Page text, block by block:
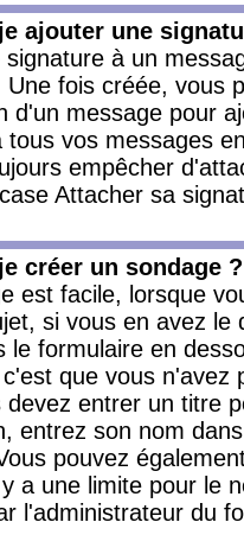
ajouter une
à un
Une fois créée, vous
d'un message pour
tous vos messages
empêcher
Attacher sa
créer un sondage ?
est facile, lorsque
si vous en avez
le formulaire en
que vous
devez entrer un titre
entrez son nom
pouvez
a une limite pour le
l'administrateur du